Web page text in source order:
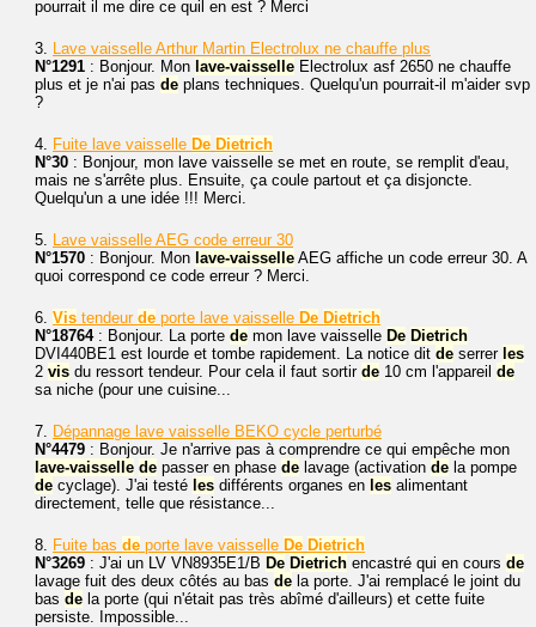
pourrait il me dire ce quil en est ? Merci
3. Lave vaisselle Arthur Martin Electrolux ne chauffe plus
N°1291 : Bonjour. Mon lave-vaisselle Electrolux asf 2650 ne chauffe
plus et je n'ai pas de plans techniques. Quelqu'un pourrait-il m'aider svp
?
4. Fuite lave vaisselle De Dietrich
N°30 : Bonjour, mon lave vaisselle se met en route, se remplit d'eau,
mais ne s'arrête plus. Ensuite, ça coule partout et ça disjoncte.
Quelqu'un a une idée !!! Merci.
5. Lave vaisselle AEG code erreur 30
N°1570 : Bonjour. Mon lave-vaisselle AEG affiche un code erreur 30. A
quoi correspond ce code erreur ? Merci.
6. Vis tendeur de porte lave vaisselle De Dietrich
N°18764: Bonjour. La porte de mon lave vaisselle De Dietrich
DVI440BE1 est lourde et tombe rapidement. La notice dit de serrer les
2 vis du ressort tendeur. Pour cela il faut sortir de 10 cm l'appareil de
sa niche (pour une cuisine...
7. Dépannage lave vaisselle BEKO cycle perturbé
N°4479 : Bonjour. Je n'arrive pas à comprendre ce qui empêche mon
lave-vaisselle de passer en phase de lavage (activation de la pompe
de cyclage). J'ai testé les différents organes en les alimentant
directement, telle que résistance...
8. Fuite bas de porte lave vaisselle De Dietrich
N°3269 : J'ai un LV VN8935E1/B De Dietrich encastré qui en cours de
lavage fuit des deux côtés au bas de la porte. J'ai remplacé le joint du
bas de la porte (qui n'était pas très abîmé d'ailleurs) et cette fuite
persiste. Impossible...